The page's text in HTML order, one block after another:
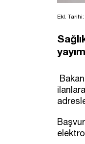
Ekl. Tarihi: